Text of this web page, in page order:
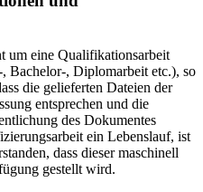
um eine Qualifikationsarbeit
Bachelor-, Diplomarbeit etc.), so
die gelieferten Dateien der
entsprechen und die
des Dokumentes
ein Lebenslauf, ist
dass dieser maschinell
gestellt wird.